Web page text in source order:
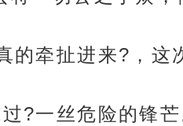
的牵扯进来?，这
?一丝危险的锋芒